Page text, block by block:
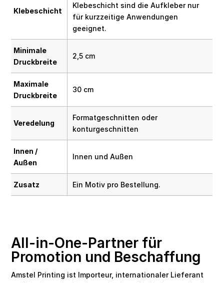
Klebeschicht
Klebeschicht sind die Aufkleber nur
für kurzzeitige Anwendungen
geeignet.
Minimale
Druckbreite
2,5 cm
Maximale
Druckbreite
30 cm
Veredelung
Formatgeschnitten oder
konturgeschnitten
Innen /
Außen
Innen und Außen
Zusatz Ein Motiv pro Bestellung.
All-in-One-Partner für
Promotion und Beschaffung
Amstel Printing ist Importeur, internationaler Lieferant